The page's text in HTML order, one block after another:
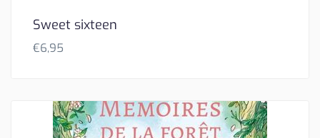
Sweet sixteen
€6,95